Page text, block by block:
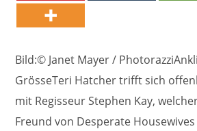
Bild:© Janet Mayer /
GrösseTeri Hatcher trifft sich
mit Regisseur Stephen Kay,
Freund von Desperate Housewives